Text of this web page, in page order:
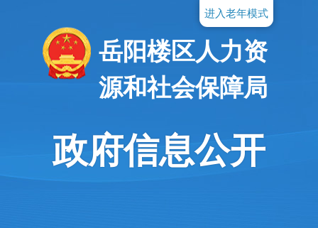
进入老年模式
岳阳楼区人力资
源和社会保障局
政府信息公开